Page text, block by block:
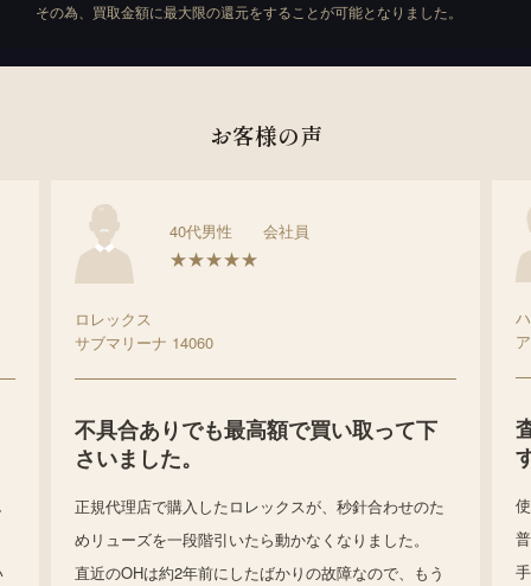
その為、買取金額に最大限の還元をすることが可能となりました。
お客様の声
40代男性 会社員
★★★★★
ロレックス
サブマリーナ 14060
不具合ありでも最高額で買い取って下
さいました。
正規代理店で購入したロレックスが、秒針合わせのた
めリューズを一段階引いたら動かなくなりました。
直近のOHは約2年前にしたばかりの故障なので、もう